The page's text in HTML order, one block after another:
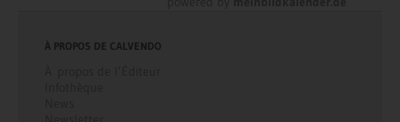
À PROPOS DE CALVENDO